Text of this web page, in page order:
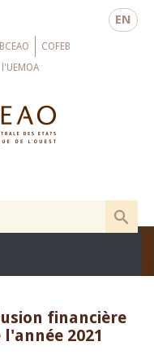
EN
COFEB
financière
2021